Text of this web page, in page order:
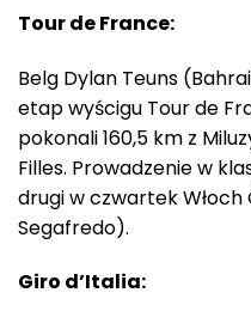
Tour de France:
Belg Dylan Teuns
etap wyścigu Tour de
pokonali 160,5 km z
Filles. Prowadzenie w
drugi w czwartek
Segafredo).
Giro d’Italia: